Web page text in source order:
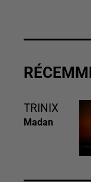
TRINIX
Madan